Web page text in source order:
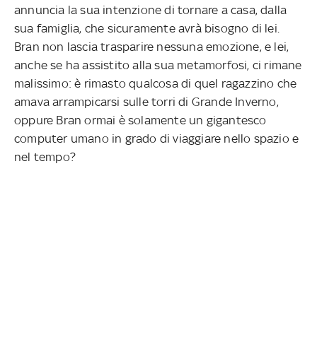
annuncia la sua intenzione di tornare a casa, dalla
sua famiglia, che sicuramente avrà bisogno di lei.
Bran non lascia trasparire nessuna emozione, e lei,
anche se ha assistito alla sua metamorfosi, ci rimane
malissimo: è rimasto qualcosa di quel ragazzino che
amava arrampicarsi sulle torri di Grande Inverno,
oppure Bran ormai è solamente un gigantesco
computer umano in grado di viaggiare nello spazio e
nel tempo?